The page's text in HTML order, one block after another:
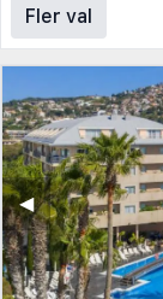
Fler val
◀︎